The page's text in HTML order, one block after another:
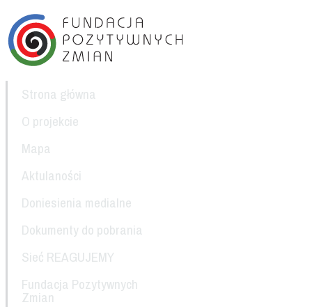
Strona główna
O projekcie
Mapa
Aktulaności
Doniesienia medialne
Dokumenty do pobrania
Sieć REAGUJEMY
Fundacja Pozytywnych
Zmian